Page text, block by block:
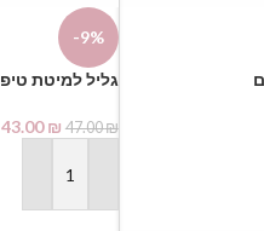
-9%
47.00₪
43.00₪
הוספה לסל